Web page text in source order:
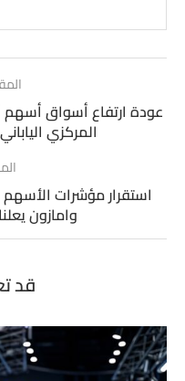
عودة ارتفاع أسواق أسهم
المركزي
استقرار مؤشرات
وامازون
قد